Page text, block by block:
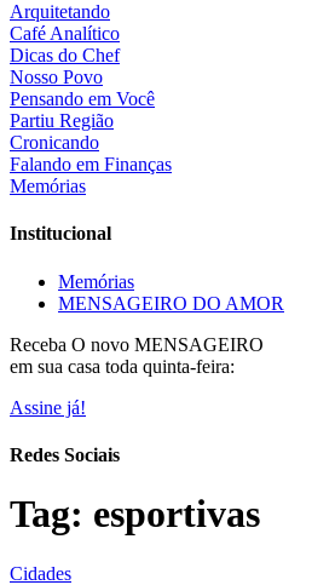
Arquitetando
Café Analítico
Dicas do Chef
Nosso Povo
Pensando em Você
Partiu Região
Cronicando
Falando em Finanças
Memórias
Institucional
Memórias
MENSAGEIRO DO AMOR
Receba O novo MENSAGEIRO
em sua casa toda quinta-feira:
Assine já!
Redes Sociais
Tag: esportivas
Cidades